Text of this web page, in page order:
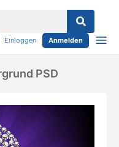
Einloggen Anmelden
PSD